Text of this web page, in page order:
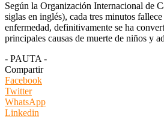
Según la Organización Internacional de
siglas en inglés), cada tres minutos
enfermedad, definitivamente se ha
principales causas de muerte de niños y
- PAUTA -
Compartir
Facebook
Twitter
WhatsApp
Linkedin